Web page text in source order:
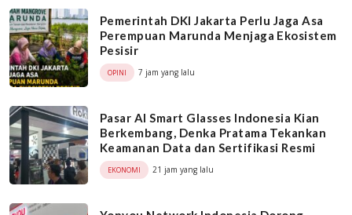
Pemerintah DKI Jakarta Perlu Jaga Asa
Perempuan Marunda Menjaga Ekosistem
Pesisir
OPINI 7 jam yang lalu
Pasar AI Smart Glasses Indonesia Kian
Berkembang, Denka Pratama Tekankan
Keamanan Data dan Sertifikasi Resmi
EKONOMI 21 jam yang lalu